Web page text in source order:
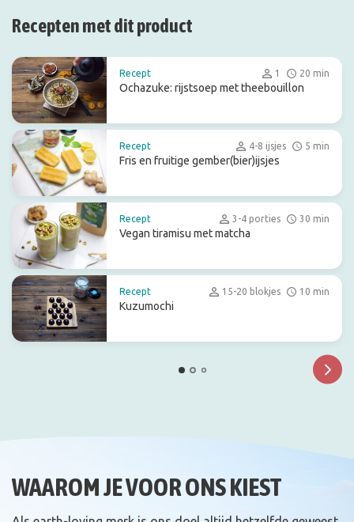
Recepten met dit product
Recept 1 20 min
Ochazuke: rijstsoep met theebouillon
Recept 4-8 ijsjes 5 min
Fris en fruitige gember(bier)ijsjes
Recept 3-4 porties 30 min
Vegan tiramisu met matcha
Recept 15-20 blokjes 10 min
Kuzumochi
WAAROM JE VOOR ONS KIEST